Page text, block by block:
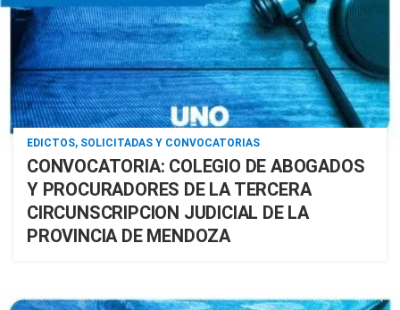
EDICTOS, SOLICITADAS Y CONVOCATORIAS
CONVOCATORIA: COLEGIO DE ABOGADOS
Y PROCURADORES DE LA TERCERA
CIRCUNSCRIPCION JUDICIAL DE LA
PROVINCIA DE MENDOZA